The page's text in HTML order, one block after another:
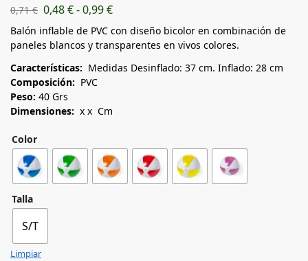
0,71€ 0,48€-0,99€
Balón inflable de PVC con diseño bicolor en combinación de
paneles blancos y transparentes en vivos colores.
Características: Medidas Desinflado: 37 cm. Inflado: 28 cm
Composición: PVC
Peso: 40 Grs
Dimensiones: x x Cm
Color
Talla
S/T
Limpiar